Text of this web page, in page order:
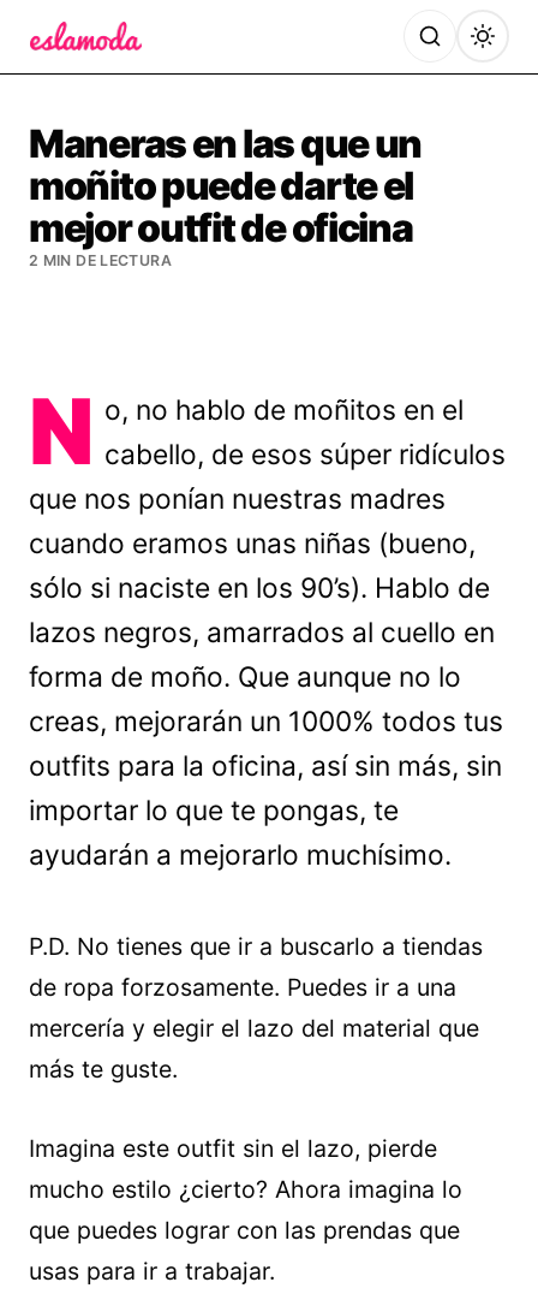
Maneras en las que un
moñito puede darte el
mejor outfit de oficina
2 MIN DE LECTURA
N o, no hablo de moñitos en el
cabello, de esos súper ridículos
que nos ponían nuestras madres
cuando eramos unas niñas (bueno,
sólo si naciste en los 90’s). Hablo de
lazos negros, amarrados al cuello en
forma de moño. Que aunque no lo
creas, mejorarán un 1000% todos tus
outfits para la oficina, así sin más, sin
importar lo que te pongas, te
ayudarán a mejorarlo muchísimo.
P.D. No tienes que ir a buscarlo a tiendas
de ropa forzosamente. Puedes ir a una
mercería y elegir el lazo del material que
más te guste.
Imagina este outfit sin el lazo, pierde
mucho estilo ¿cierto? Ahora imagina lo
que puedes lograr con las prendas que
usas para ir a trabajar.